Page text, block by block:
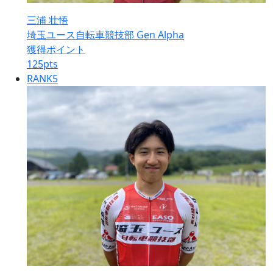
三浦 壮悟
埼玉ユース自転車競技部 Gen Alpha
獲得ポイント
125pts
RANK5